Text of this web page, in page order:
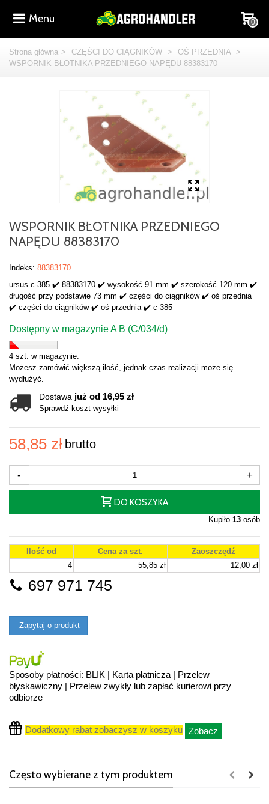
Menu 0
Strona główna > CZĘŚCI DO CIĄGNIKÓW > OŚ PRZEDNIA
>
WSPORNIK BŁOTNIKA PRZEDNIEGO NAPĘDU 88383170
WSPORNIK BŁOTNIKA PRZEDNIEGO
NAPĘDU 88383170
Indeks: 88383170
ursus c-385 ✔️ 88383170 ✔️ wysokość 91 mm ✔️ szerokość 120 mm ✔️
długość przy podstawie 73 mm ✔️ części do ciągników ✔️ oś przednia
✔️ części do ciągników ✔️ oś przednia ✔️ c-385
Dostępny w magazynie A B (C/034/d)
4 szt. w magazynie.
Możesz zamówić większą ilość, jednak czas realizacji może się
wydłużyć.
Dostawa już od 16,95 zł
Sprawdź koszt wysyłki
58,85 zł brutto
- +
DO KOSZYKA
Kupiło 13 osób
Ilość od Cena za szt.
Zaoszczędź
4
55,85 zł 12,00 zł
697 971 745
Zapytaj o produkt
Sposoby płatności: BLIK | Karta płatnicza | Przelew
błyskawiczny | Przelew zwykły lub zapłać kurierowi przy
odbiorze
Dodatkowy rabat zobaczysz w koszyku Zobacz
Często wybierane z tym produktem